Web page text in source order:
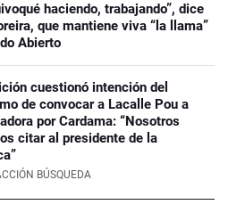
haciendo, trabajando”, dice
que mantiene viva “la llama”
Abierto
cuestionó intención del
de convocar a Lacalle Pou a
por Cardama: “Nosotros
citar al presidente de la
BÚSQUEDA